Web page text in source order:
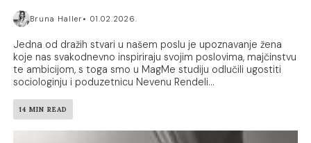
Bruna Haller 01.02.2026.
Jedna od dražih stvari u našem poslu je upoznavanje žena
koje nas svakodnevno inspiriraju svojim poslovima, majčinstvu
te ambicijom, s toga smo u MagMe studiju odlučili ugostiti
sociologinju i poduzetnicu Nevenu Rendeli...
14 MIN READ